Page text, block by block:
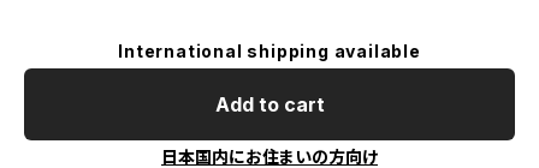
International shipping available
Add to cart
日本国内にお住まいの方向け